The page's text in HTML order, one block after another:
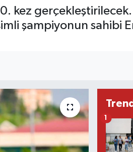
kez
şampiyonun sahibi
1